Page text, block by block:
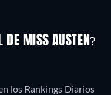
DE MISS AUSTEN?
los Rankings Diarios